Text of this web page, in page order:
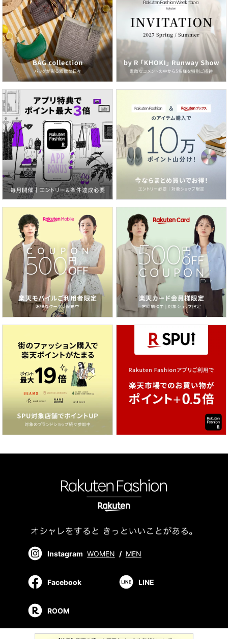
Instagram WOMEN / MEN
Facebook LINE
ROOM